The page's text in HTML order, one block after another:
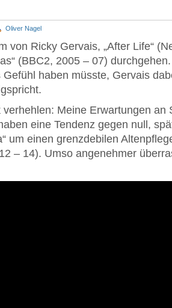
Oliver Nagel
von Ricky Gervais, „After Life“
(BBC2, 2005 – 07)
Gefühl haben müsste, Gervais
verhehlen: Meine Erwartungen an
eine Tendenz gegen null,
um einen grenzdebilen
– 14). Umso angenehmer